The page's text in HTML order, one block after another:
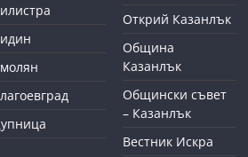
Открий Казанлък
Община
Казанлък
Общински съвет
– Казанлък
Вестник Искра